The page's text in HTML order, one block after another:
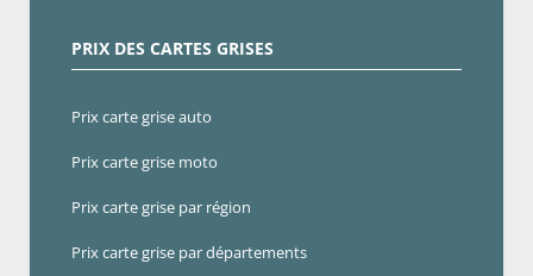
PRIX DES CARTES GRISES
Prix carte grise auto
Prix carte grise moto
Prix carte grise par région
Prix carte grise par départements